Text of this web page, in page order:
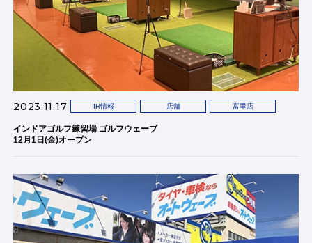
2023.11.17 IR情報 店舗 富里店
インドアゴルフ練習場 ゴルフウェーブ
12月1日(金)オープン